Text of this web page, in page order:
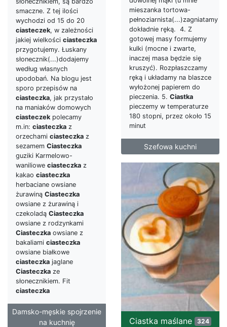
smaczne. Z tej ilości
wychodzi od 15 do 20
ciasteczek, w zależności
jakiej wielkości ciasteczka
przygotujemy. Łuskany
słonecznik(...)dodajemy
według własnych
upodobań. Na blogu jest
sporo przepisów na
ciasteczka, jak przystało
na maniaków domowych
ciasteczek polecamy
m.in: ciasteczka z
orzechami ciasteczka z
sezamem Ciasteczka
guziki Karmelowo-
waniliowe ciasteczka z
kakao ciasteczka
herbaciane owsiane
żurawiną Ciasteczka
owsiane z żurawiną i
czekoladą Ciasteczka
owsiane z rodzynkami
Ciasteczka owsiane z
bakaliami ciasteczka
owsiane białkowe
ciasteczka jaglane
Ciasteczka ze
słonecznikiem. Fit
ciasteczka
Damsko-męskie spojrzenie
na kuchnię
mieszanka tortowa-
pełnoziarnista(...)zagniatamy
dokładnie ręką. 4. Z
gotowej masy formujemy
kulki (mocne i zwarte,
inaczej masa będzie się
kruszyć). Rozpłaszczamy
ręką i układamy na blaszce
wyłożonej papierem do
pieczenia. 5. Ciastka
pieczemy w temperaturze
180 stopni, przez około 15
minut
Szefowa kuchni
Ciastka maślane 324